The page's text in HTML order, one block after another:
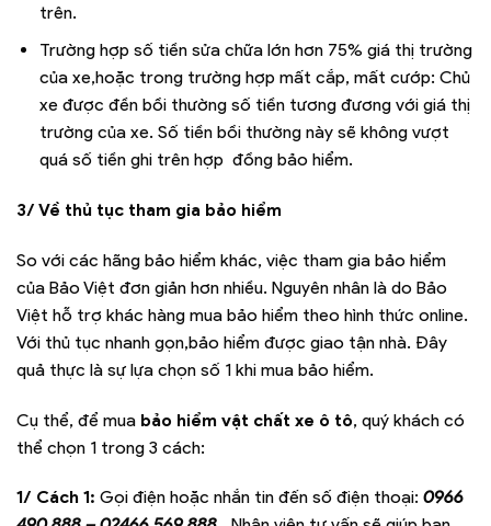
trên.
Trường hợp số tiền sửa chữa lớn hơn 75% giá thị trường
của xe,hoặc trong trường hợp mất cắp, mất cướp: Chủ
xe được đền bồi thường số tiền tương đương với giá thị
trường của xe. Số tiền bồi thường này sẽ không vượt
quá số tiền ghi trên hợp đồng bảo hiểm.
3/ Về thủ tục tham gia bảo hiểm
So với các hãng bảo hiểm khác, việc tham gia bảo hiểm
của Bảo Việt đơn giản hơn nhiều. Nguyên nhân là do Bảo
Việt hỗ trợ khác hàng mua bảo hiểm theo hình thức online.
Với thủ tục nhanh gọn,bảo hiểm được giao tận nhà. Đây
quả thực là sự lựa chọn số 1 khi mua bảo hiểm.
Cụ thể, để mua bảo hiểm vật chất xe ô tô, quý khách có
thể chọn 1 trong 3 cách:
1/ Cách 1: Gọi điện hoặc nhắn tin đến số điện thoại: 0966